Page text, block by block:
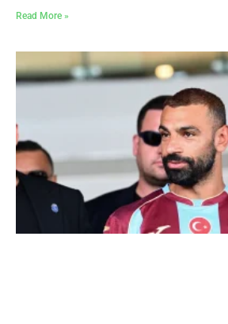
Read More »